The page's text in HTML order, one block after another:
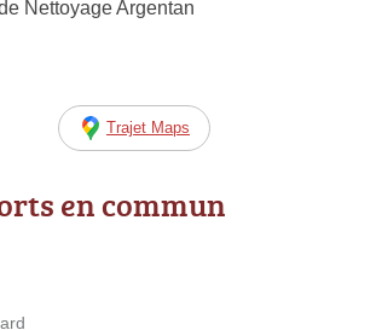
Nettoyage Argentan
Trajet Maps
en commun